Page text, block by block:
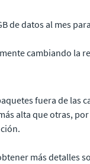
de datos al mes
cambiando la
fuera de las
alta que otras,
más